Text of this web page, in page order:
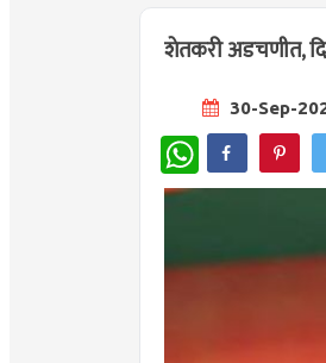
शेतकरी अडचणीत,
30-Sep-
WhatsApp